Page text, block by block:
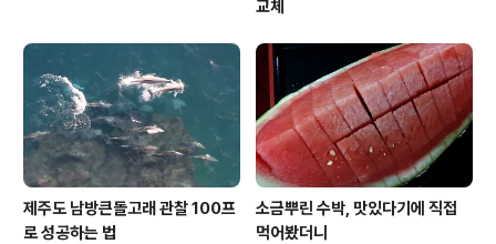
교체
제주도 남방큰돌고래 관찰 100프
로 성공하는 법
소금뿌린 수박, 맛있다기에 직접
먹어봤더니